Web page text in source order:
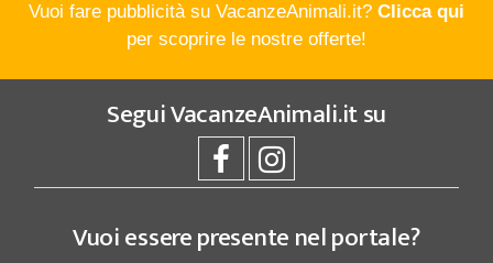
Vuoi fare pubblicità su VacanzeAnimali.it? Clicca qui
per scoprire le nostre offerte!
SeguiVacanzeAnimali.itsu
Vuoi essere presente nel portale?